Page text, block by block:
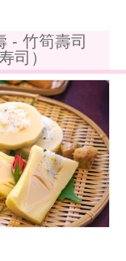
- 竹筍壽司
司）